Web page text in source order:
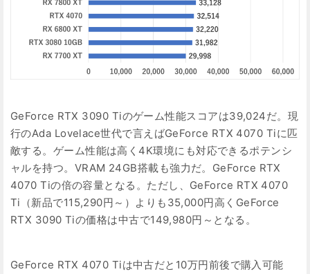
GeForce RTX 3090 Tiのゲーム性能スコアは39,024だ。現
行のAda Lovelace世代で言えばGeForce RTX 4070 Tiに匹
敵する。ゲーム性能は高く4K環境にも対応できるポテンシ
ャルを持つ。VRAM 24GB搭載も強力だ。GeForce RTX
4070 Tiの倍の容量となる。ただし、GeForce RTX 4070
Ti（新品で115,290円～）よりも35,000円高くGeForce
RTX 3090 Tiの価格は中古で149,980円～となる。
GeForce RTX 4070 Tiは中古だと10万円前後で購入可能